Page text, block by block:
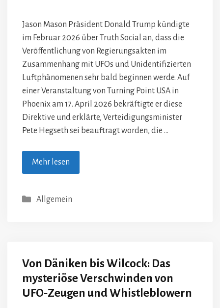
Jason Mason Präsident Donald Trump kündigte
im Februar 2026 über Truth Social an, dass die
Veröffentlichung von Regierungsakten im
Zusammenhang mit UFOs und Unidentifizierten
Luftphänomenen sehr bald beginnen werde. Auf
einer Veranstaltung von Turning Point USA in
Phoenix am 17. April 2026 bekräftigte er diese
Direktive und erklärte, Verteidigungsminister
Pete Hegseth sei beauftragt worden, die …
Mehr lesen
Kategorien
Allgemein
Von Däniken bis Wilcock: Das
mysteriöse Verschwinden von
UFO‑Zeugen und Whistleblowern